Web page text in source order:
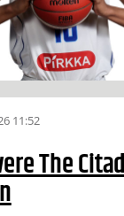
11:52
The